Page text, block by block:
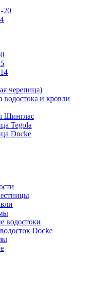
20
черепица)
водостока и кровли
Шинглас
Tegola
Docke
водостоки
Docke